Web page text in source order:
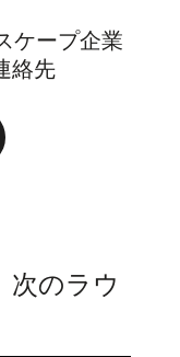
ケープ企業
絡先
次のラウ